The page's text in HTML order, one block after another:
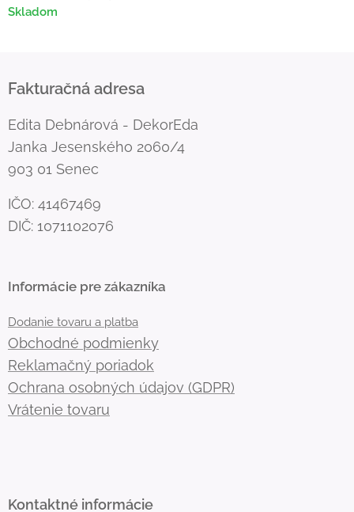
Skladom
Fakturačná adresa
Edita Debnárová - DekorEda
Janka Jesenského 2060/4
903 01 Senec
IČO: 41467469
DIČ: 1071102076
Informácie pre zákazníka
Dodanie tovaru a platba
Obchodné podmienky
Reklamačný poriadok
Ochrana osobných údajov (GDPR)
Vrátenie tovaru
Kontaktné informácie